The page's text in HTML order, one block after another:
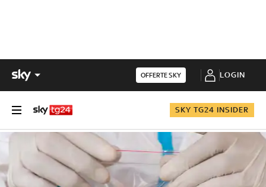
OFFERTE SKY LOGIN
SKY TG24 INSIDER